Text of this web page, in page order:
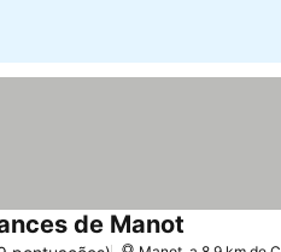
de Manot